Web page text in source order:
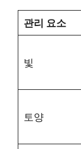
관리 요소
빛
토양